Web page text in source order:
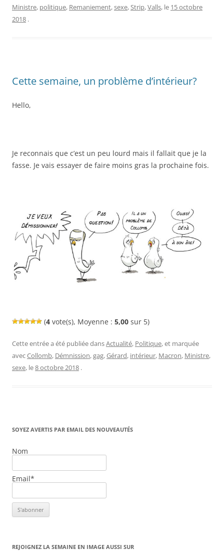
Ministre, politique, Remaniement,sexe,Strip,Valls, le 15 octobre
2018 .
Cette semaine, un problème d’intérieur?
Hello,
Je reconnais que c’est un peu lourd mais il fallait que je la
fasse. Je vais essayer de faire moins gras la prochaine fois.
(4 vote(s), Moyenne : 5,00 sur 5)
Cette entrée a été publiée dansActualité, Politique, et marquée
avecCollomb, Démnission,gag,Gérard, intérieur, Macron, Ministre,
sexe, le8 octobre 2018 .
SOYEZ AVERTIS PAR EMAIL DES NOUVEAUTÉS
Nom
Email*
REJOIGNEZ LA SEMAINE EN IMAGE AUSSI SUR